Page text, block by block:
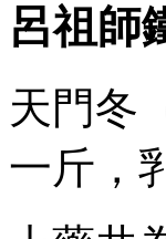
呂祖師
天門冬
一斤，